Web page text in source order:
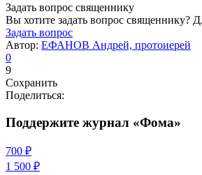
Задать вопрос священнику
Вы хотите задать вопрос священнику?
Задать вопрос
Автор: ЕФАНОВ Андрей, протоиерей
0
9
Сохранить
Поделиться:
Поддержите журнал «Фома»
700 ₽
1 500 ₽